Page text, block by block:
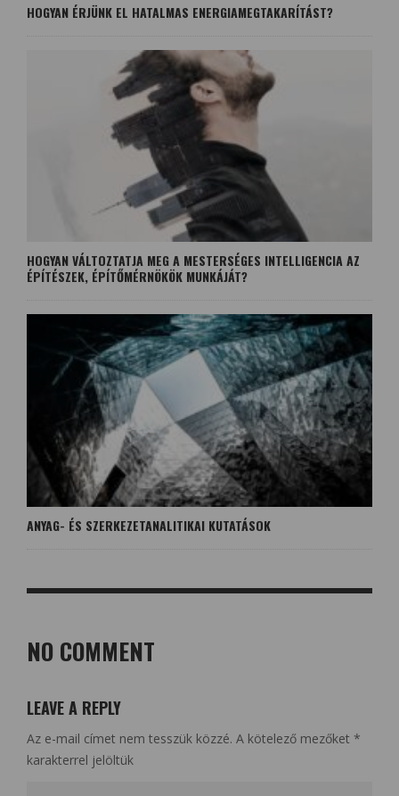
HOGYAN ÉRJÜNK EL HATALMAS ENERGIAMEGTAKARÍTÁST?
HOGYAN VÁLTOZTATJA MEG A MESTERSÉGES INTELLIGENCIA AZ
ÉPÍTÉSZEK, ÉPÍTŐMÉRNÖKÖK MUNKÁJÁT?
ANYAG- ÉS SZERKEZETANALITIKAI KUTATÁSOK
NO COMMENT
LEAVE A REPLY
Az e-mail címet nem tesszük közzé. A kötelező mezőket *
karakterrel jelöltük